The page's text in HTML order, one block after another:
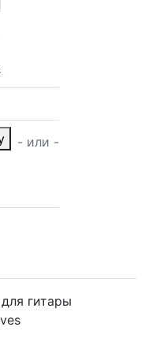
- или -
гитары